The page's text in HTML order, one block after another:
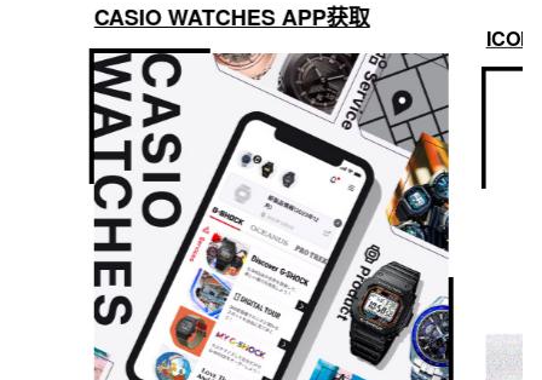
CASIO WATCHES APP获取